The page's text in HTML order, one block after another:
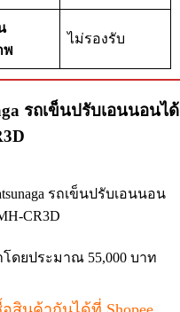
พ
ไม่รองรับ
รถเข็นปรับเอนนอนได้
โดยประมาณ 55,000 บาท